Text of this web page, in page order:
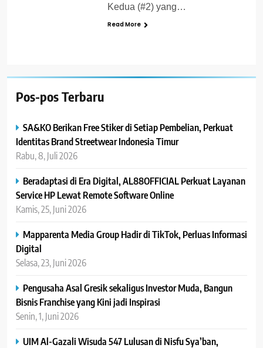
Kedua (#2) yang…
Read More
Pos-pos Terbaru
SA&KO Berikan Free Stiker di Setiap Pembelian, Perkuat
Identitas Brand Streetwear Indonesia Timur
Rabu, 8, Juli 2026
Beradaptasi di Era Digital, AL88OFFICIAL Perkuat Layanan
Service HP Lewat Remote Software Online
Kamis, 25, Juni 2026
Mapparenta Media Group Hadir di TikTok, Perluas Informasi
Digital
Selasa, 23, Juni 2026
Pengusaha Asal Gresik sekaligus Investor Muda, Bangun
Bisnis Franchise yang Kini jadi Inspirasi
Senin, 1, Juni 2026
UIM Al-Gazali Wisuda 547 Lulusan di Nisfu Sya’ban,